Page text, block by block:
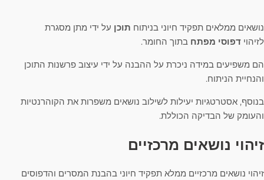
נושאים ממלאים תפקיד חיוני בניתוח תוכן על ידי מתן מסגרת
לזיהוי דפוסי מפתח בתוך החומר.
הם משפיעים במידה ניכרת על ההבנה על ידי עיצוב פרשנות התוכן
והנחיית הניתוח.
בנוסף, אסטרטגיות יעילות לשילוב נושאים משפרות את הקוהרנטיות
והעומק של הבדיקה הכוללת.
זיהוי נושאים מרכזיים
זיהוי נושאים מרכזיים ממלא תפקיד חיוני בהבנת המסרים והדפוסים